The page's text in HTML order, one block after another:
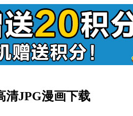
清JPG漫画下载